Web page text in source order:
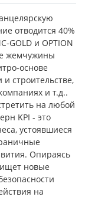
отводится 40%
GOLD и OPTION
жемчужины
основе
строительстве,
и т.д..
на любой
KPI - это
устоявшиеся
Опираясь
новые
на